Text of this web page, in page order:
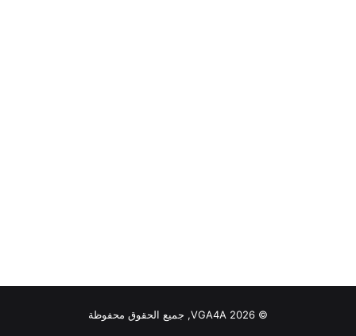
© VGA4A 2026, جميع الحقوق محفوظة